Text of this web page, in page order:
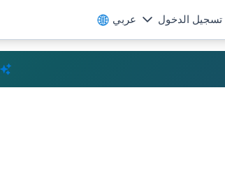
عربي تسجيل الدخول